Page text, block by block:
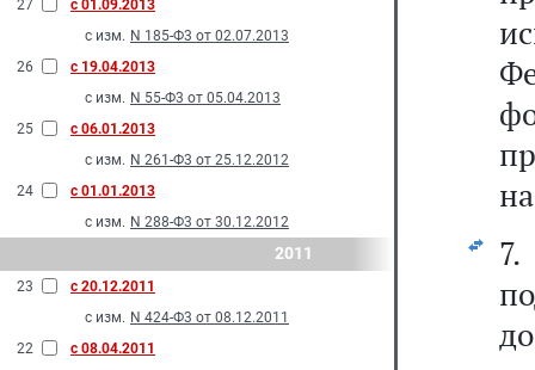
27
с 01.09.2013
с изм. N 185-Ф3 от 02.07.2013
26
с 19.04.2013
с изм. N 55-Ф3 от 05.04.2013
25
с 06.01.2013
с изм. N 261-Ф3 от 25.12.2012
24
с 01.01.2013
с изм. N 288-Ф3 от 30.12.2012
2011
23
с 20.12.2011
с изм. N 424-Ф3 от 08.12.2011
22
с 08.04.2011